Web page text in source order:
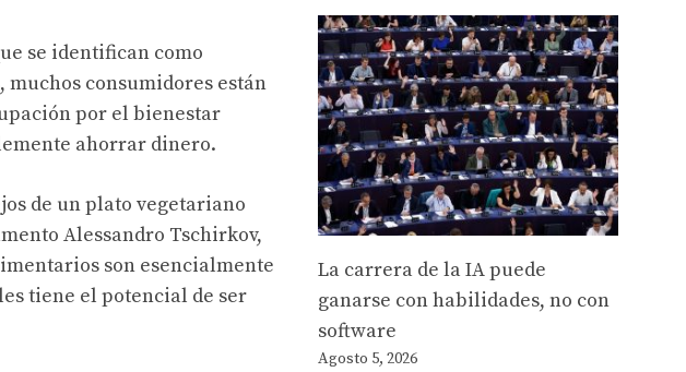
se identifican como
muchos consumidores están
por el bienestar
ahorrar dinero.
de un plato vegetariano
Alessandro Tschirkov,
son esencialmente
tiene el potencial de ser
La carrera de la IA puede
ganarse con habilidades, no con
software
Agosto 5, 2026